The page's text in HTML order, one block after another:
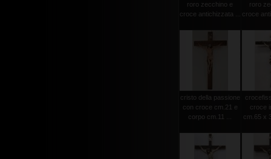
roro zecchino e
croce antichizzata ...
roro
croce
cristo della passione
con croce cm.21 e
corpo cm.11 ...
croce
cm.65 x